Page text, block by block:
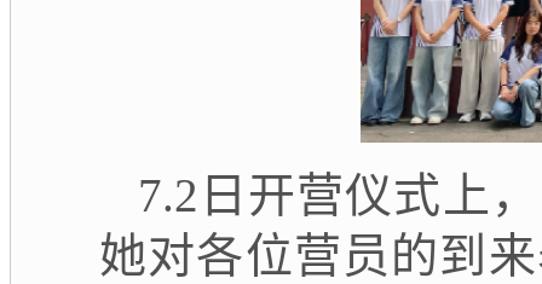
7.2日 开营仪式上
她对各位营员的到